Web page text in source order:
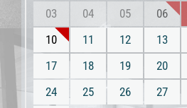
03
04 05 06
10
11 12 13
17
18 19 20
24
25 26 27